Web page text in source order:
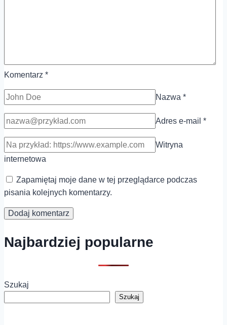
Komentarz *
Nazwa *
Adres e-mail *
Witryna
internetowa
Zapamiętaj moje dane w tej przeglądarce podczas
pisania kolejnych komentarzy.
Najbardziej popularne
Szukaj
Szukaj